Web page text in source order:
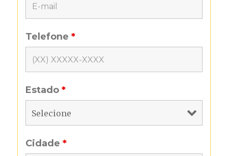
Telefone*
Estado*
Cidade*